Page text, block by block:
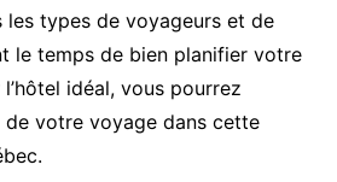
les types de voyageurs et de
le temps de bien planifier votre
idéal, vous pourrez
votre voyage dans cette